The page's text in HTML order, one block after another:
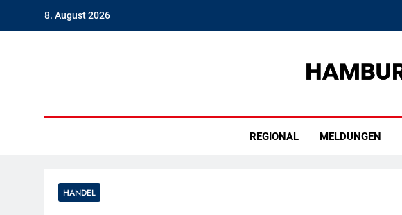
8. August 2026
REGIONAL MELDUNGEN
HANDEL